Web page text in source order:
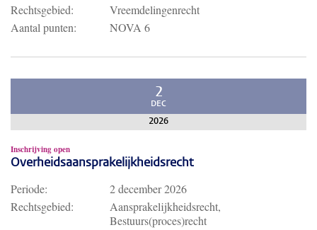
Rechtsgebied:
Vreemdelingenrecht
Aantal punten:
NOVA 6
2
DEC
2026
Inschrijving open
Overheidsaansprakelijkheidsrecht
Periode:
2 december 2026
Rechtsgebied:
Aansprakelijkheidsrecht,
Bestuurs(proces)recht